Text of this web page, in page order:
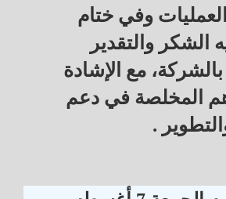
العمليات وفي ختام
الشكر والتقدير
مع الإشادة
المخلصة في دعم
.